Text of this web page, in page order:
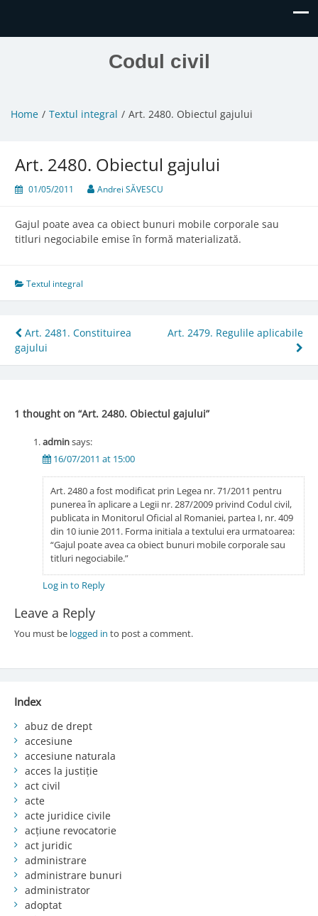
Codul civil
Home Textul integral Art. 2480. Obiectul gajului
Art. 2480. Obiectul gajului
01/05/2011 Andrei SĂVESCU
Gajul poate avea ca obiect bunuri mobile corporale sau
titluri negociabile emise în formă materializată.
Textul integral
Post
navigation
Art. 2481. Constituirea
gajului
Art. 2479. Regulile aplicabile
1 thought on “Art. 2480. Obiectul gajului”
adminsays:
16/07/2011 at 15:00
Art. 2480 a fost modificat prin Legea nr. 71/2011 pentru
punerea în aplicare a Legii nr. 287/2009 privind Codul civil,
publicata in Monitorul Oficial al Romaniei, partea I, nr. 409
din 10 iunie 2011. Forma initiala a textului era urmatoarea:
“Gajul poate avea ca obiect bunuri mobile corporale sau
titluri negociabile.”
Log in to Reply
Leave a Reply
You must be logged in to post a comment.
Index
abuz de drept
accesiune
accesiune naturala
acces la justiție
act civil
acte
acte juridice civile
acțiune revocatorie
act juridic
administrare
administrare bunuri
administrator
adoptat